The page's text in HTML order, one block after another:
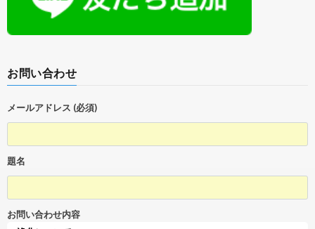
お問い合わせ
メールアドレス (必須)
題名
お問い合わせ内容